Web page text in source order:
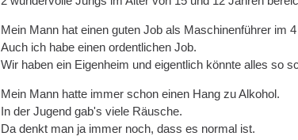
Mein Mann hat einen guten Job als Maschinenführer im
Auch ich habe einen ordentlichen Job.
Wir haben ein Eigenheim und eigentlich könnte alles so
Mein Mann hatte immer schon einen Hang zu Alkohol.
In der Jugend gab's viele Räusche.
Da denkt man ja immer noch, dass es normal ist.